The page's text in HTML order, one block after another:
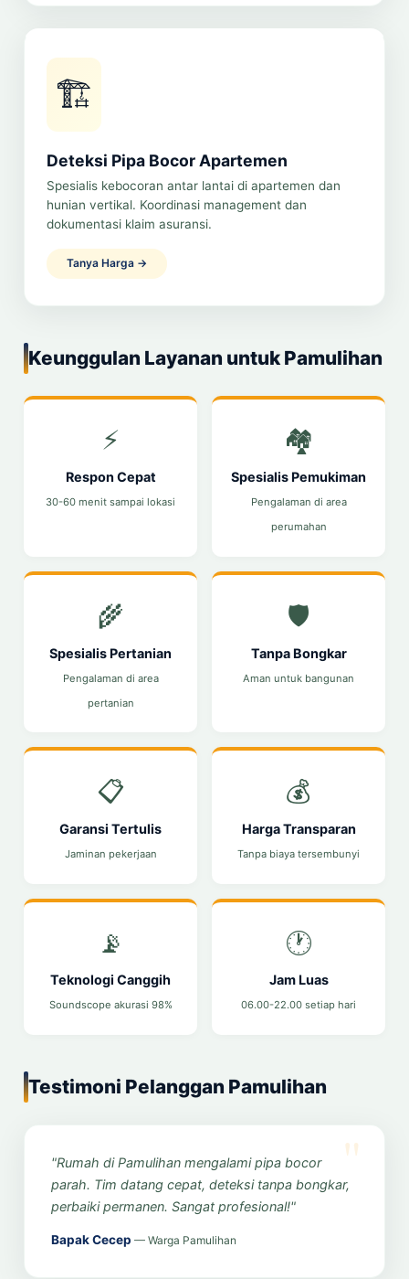
🏗️
Deteksi Pipa Bocor Apartemen
Spesialis kebocoran antar lantai di apartemen dan
hunian vertikal. Koordinasi management dan
dokumentasi klaim asuransi.
Tanya Harga →
Keunggulan Layanan untuk Pamulihan
⚡
Respon Cepat
30-60 menit sampai lokasi
🏘️
Spesialis Pemukiman
Pengalaman di area
perumahan
🌾
Spesialis Pertanian
Pengalaman di area
pertanian
🛡️
Tanpa Bongkar
Aman untuk bangunan
📋
Garansi Tertulis
Jaminan pekerjaan
💰
Harga Transparan
Tanpa biaya tersembunyi
📡
Teknologi Canggih
Soundscope akurasi 98%
🕐
Jam Luas
06.00-22.00 setiap hari
Testimoni Pelanggan Pamulihan
"Rumah di Pamulihan mengalami pipa bocor
parah. Tim datang cepat, deteksi tanpa bongkar,
perbaiki permanen. Sangat profesional!"
Bapak Cecep — Warga Pamulihan